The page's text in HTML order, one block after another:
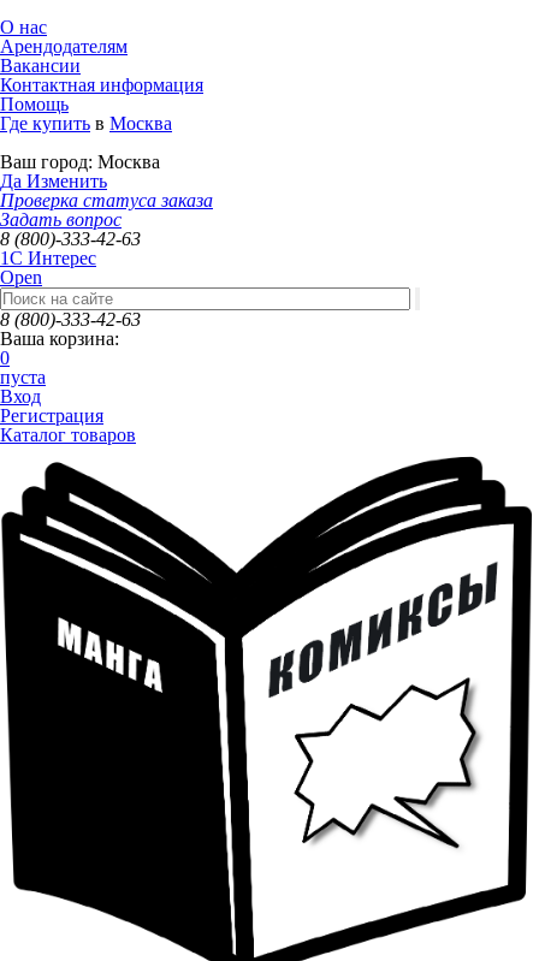
О нас
Арендодателям
Вакансии
Контактная информация
Помощь
Где купить в Москва
Ваш город: Москва
Да Изменить
Проверка статуса заказа
Задать вопрос
8 (800)-333-42-63
1C Интерес
Open
8 (800)-333-42-63
Ваша корзина:
0
пуста
Вход
Регистрация
Каталог товаров